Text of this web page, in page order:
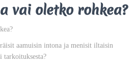
vai oletko rohkea?
aamuisin intona ja menisit iltaisin
tarkoituksesta?